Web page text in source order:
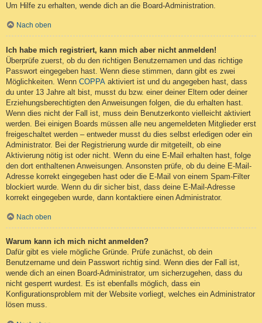
Um Hilfe zu erhalten, wende dich an die Board-Administration.
Nach oben
Ich habe mich registriert, kann mich aber nicht anmelden!
Überprüfe zuerst, ob du den richtigen Benutzernamen und das richtige
Passwort eingegeben hast. Wenn diese stimmen, dann gibt es zwei
Möglichkeiten. Wenn COPPA aktiviert ist und du angegeben hast, dass
du unter 13 Jahre alt bist, musst du bzw. einer deiner Eltern oder deiner
Erziehungsberechtigten den Anweisungen folgen, die du erhalten hast.
Wenn dies nicht der Fall ist, muss dein Benutzerkonto vielleicht aktiviert
werden. Bei einigen Boards müssen alle neu angemeldeten Mitglieder erst
freigeschaltet werden – entweder musst du dies selbst erledigen oder ein
Administrator. Bei der Registrierung wurde dir mitgeteilt, ob eine
Aktivierung nötig ist oder nicht. Wenn du eine E-Mail erhalten hast, folge
den dort enthaltenen Anweisungen. Ansonsten prüfe, ob du deine E-Mail-
Adresse korrekt eingegeben hast oder die E-Mail von einem Spam-Filter
blockiert wurde. Wenn du dir sicher bist, dass deine E-Mail-Adresse
korrekt eingegeben wurde, dann kontaktiere einen Administrator.
Nach oben
Warum kann ich mich nicht anmelden?
Dafür gibt es viele mögliche Gründe. Prüfe zunächst, ob dein
Benutzername und dein Passwort richtig sind. Wenn dies der Fall ist,
wende dich an einen Board-Administrator, um sicherzugehen, dass du
nicht gesperrt wurdest. Es ist ebenfalls möglich, dass ein
Konfigurationsproblem mit der Website vorliegt, welches ein Administrator
lösen muss.